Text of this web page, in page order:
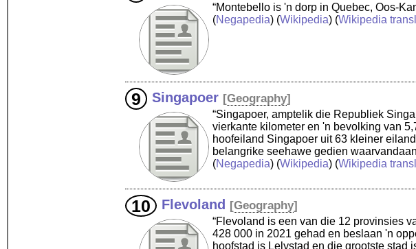
“Montebello is 'n dorp in Quebec, Oos-
(Negapedia) (Wikipedia) (Wikipedia
Singapoer [Geography]
“Singapoer, amptelik die Republiek
vierkante kilometer en 'n bevolking van
hoofeiland Singapoer uit 63 kleiner
belangrike seehawe gedien
(Negapedia) (Wikipedia) (Wikipedia
Flevoland [Geography]
“Flevoland is een van die 12 provinsies
428 000 in 2021 gehad en beslaan 'n
hoofstad is Lelystad en die grootste stad